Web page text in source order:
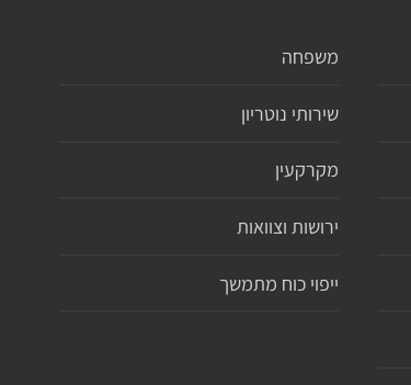
משפחה
שירותי נוטריון
מקרקעין
ירושות וצוואות
ייפוי כוח מתמשך